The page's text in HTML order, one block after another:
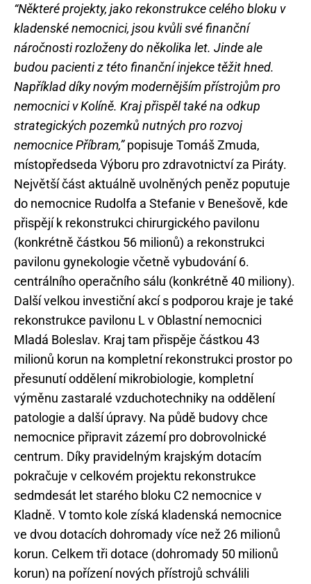
“Některé projekty, jako rekonstrukce celého bloku v
kladenské nemocnici, jsou kvůli své finanční
náročnosti rozloženy do několika let. Jinde ale
budou pacienti z této finanční injekce těžit hned.
Například díky novým modernějším přístrojům pro
nemocnici v Kolíně. Kraj přispěl také na odkup
strategických pozemků nutných pro rozvoj
nemocnice Příbram,”popisuje Tomáš Zmuda,
místopředseda Výboru pro zdravotnictví za Piráty.
Největší část aktuálně uvolněných peněz poputuje
do nemocnice Rudolfa a Stefanie v Benešově, kde
přispějí k rekonstrukci chirurgického pavilonu
(konkrétně částkou 56 milionů) a rekonstrukci
pavilonu gynekologie včetně vybudování 6.
centrálního operačního sálu (konkrétně 40 miliony).
Další velkou investiční akcí s podporou kraje je také
rekonstrukce pavilonu L v Oblastní nemocnici
Mladá Boleslav. Kraj tam přispěje částkou 43
milionů korun na kompletní rekonstrukci prostor po
přesunutí oddělení mikrobiologie, kompletní
výměnu zastaralé vzduchotechniky na oddělení
patologie a další úpravy. Na půdě budovy chce
nemocnice připravit zázemí pro dobrovolnické
centrum. Díky pravidelným krajským dotacím
pokračuje v celkovém projektu rekonstrukce
sedmdesát let starého bloku C2 nemocnice v
Kladně. V tomto kole získá kladenská nemocnice
ve dvou dotacích dohromady více než 26 milionů
korun. Celkem tři dotace (dohromady 50 milionů
korun) na pořízení nových přístrojů schválili